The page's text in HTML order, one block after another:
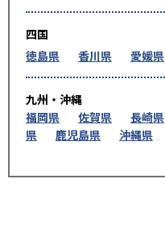
四国
徳島県
香川県 愛媛県
九州・沖縄
福岡県
佐賀県 長崎県
県
鹿児島県 沖縄県